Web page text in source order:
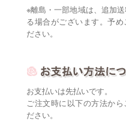
※離島・一部地域は、追加
る場合がございます。予め
ださい。
お支払いは先払いです。
ご注文時に以下の方法から
ださい。